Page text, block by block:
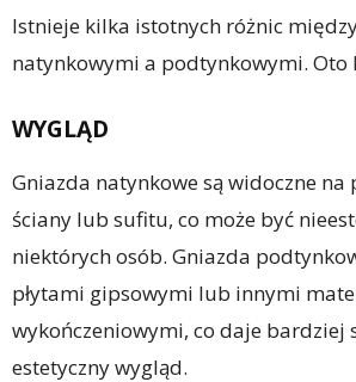
Istnieje kilka istotnych różnic
natynkowymi a podtynkowymi. Oto
WYGLĄD
Gniazda natynkowe są widoczne na
ściany lub sufitu, co może być
niektórych osób. Gniazda
płytami gipsowymi lub innymi
wykończeniowymi, co daje bardziej
estetyczny wygląd.